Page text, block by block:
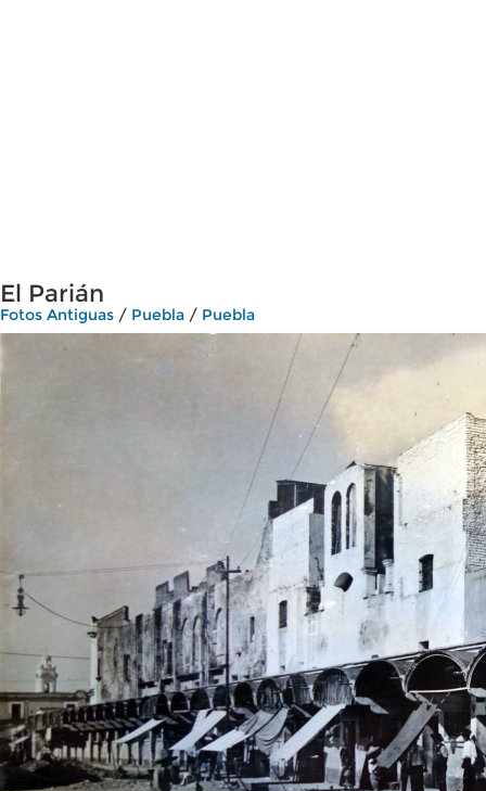
El Parián
Fotos Antiguas / Puebla / Puebla